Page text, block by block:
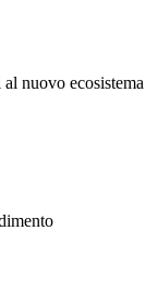
nuovo ecosistema